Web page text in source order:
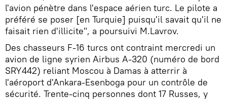
l'avion pénètre dans l'espace aérien turc. Le pilote a
préféré se poser [en Turquie] puisqu'il savait qu'il ne
faisait rien d'illicite", a poursuivi M.Lavrov.
Des chasseurs F-16 turcs ont contraint mercredi un
avion de ligne syrien Airbus A-320 (numéro de bord
SRY442) reliant Moscou à Damas à atterrir à
l'aéroport d'Ankara-Esenboga pour un contrôle de
sécurité. Trente-cinq personnes dont 17 Russes, y